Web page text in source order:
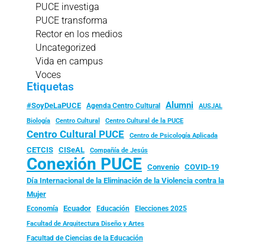
PUCE investiga
PUCE transforma
Rector en los medios
Uncategorized
Vida en campus
Voces
Etiquetas
#SoyDeLaPUCE Agenda Centro Cultural Alumni
AUSJAL
Biología
Centro Cultural Centro Cultural de la PUCE
Centro Cultural PUCE Centro de Psicología Aplicada
CETCIS CISeAL Compañía de Jesús
Conexión PUCE Convenio
COVID-19
Día Internacional de la Eliminación de la Violencia contra la
Mujer
Economía Ecuador Educación Elecciones 2025
Facultad de Arquitectura Diseño y Artes
Facultad de Ciencias de la Educación